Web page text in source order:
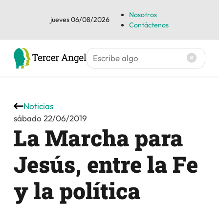
jueves 06/08/2026
Nosotros
Contáctenos
La Marcha para
Jesús, entre la Fe
y la política
Noticias
sábado 22/06/2019